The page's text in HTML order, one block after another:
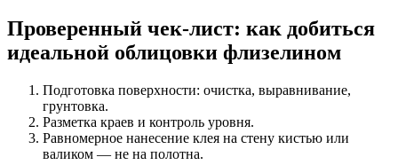
Проверенный чек-лист: как добиться
идеальной облицовки флизелином
Подготовка поверхности: очистка, выравнивание,
грунтовка.
Разметка краев и контроль уровня.
Равномерное нанесение клея на стену кистью или
валиком — не на полотна.